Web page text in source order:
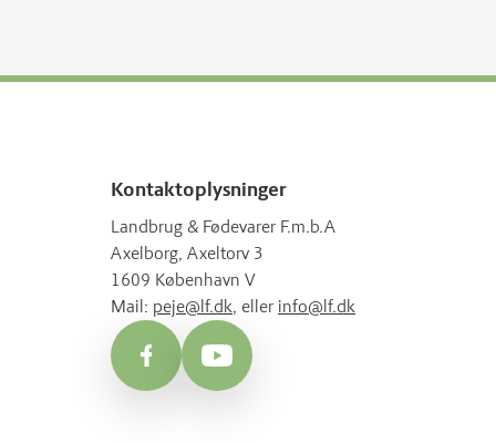
Kontaktoplysninger
Landbrug & Fødevarer F.m.b.A
Axelborg, Axeltorv 3
1609 København V
Mail: peje@lf.dk, eller info@lf.dk
FacebookYouTube